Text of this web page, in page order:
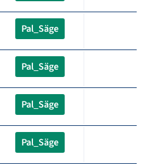
Pal_Säge
Pal_Säge
Pal_Säge
Pal_Säge